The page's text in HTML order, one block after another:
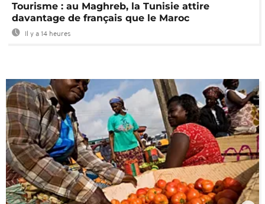
Tourisme : au Maghreb, la Tunisie attire
davantage de français que le Maroc
Il y a 14 heures